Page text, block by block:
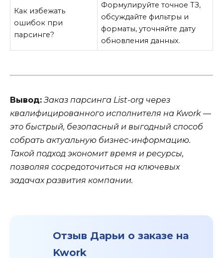
Как избежать
ошибок при
парсинге?
Формулируйте точное ТЗ,
обсуждайте фильтры и
форматы, уточняйте дату
обновления данных.
Вывод: Заказ парсинга List-org через
квалифицированного исполнителя на Kwork —
это быстрый, безопасный и выгодный способ
собрать актуальную бизнес-информацию.
Такой подход экономит время и ресурсы,
позволяя сосредоточиться на ключевых
задачах развития компании.
Отзыв Дарьи о заказе на
Kwork